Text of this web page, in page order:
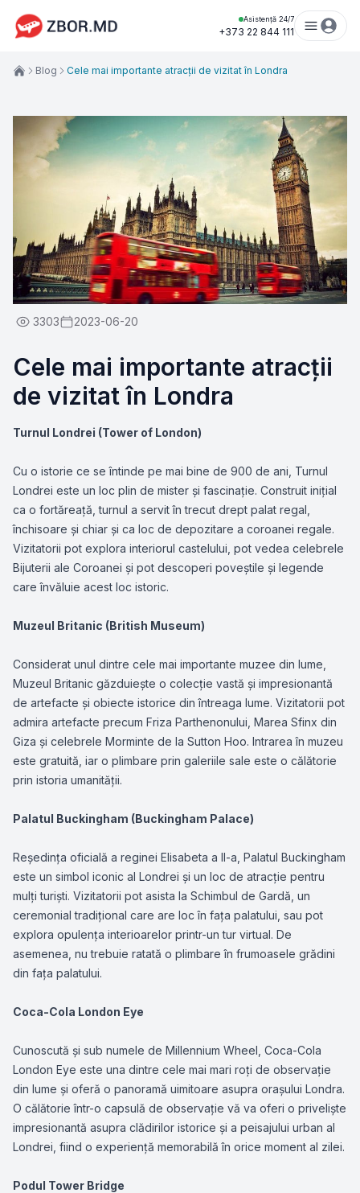
Asistență 24/7
+373 22 844 111
Blog Cele mai importante atracții de vizitat în Londra
3303 2023-06-20
Cele mai importante atracții
de vizitat în Londra
Turnul Londrei (Tower of London)
Cu o istorie ce se întinde pe mai bine de 900 de ani, Turnul
Londrei este un loc plin de mister și fascinație. Construit inițial
ca o fortăreață, turnul a servit în trecut drept palat regal,
închisoare și chiar și ca loc de depozitare a coroanei regale.
Vizitatorii pot explora interiorul castelului, pot vedea celebrele
Bijuterii ale Coroanei și pot descoperi poveștile și legende
care învăluie acest loc istoric.
Muzeul Britanic (British Museum)
Considerat unul dintre cele mai importante muzee din lume,
Muzeul Britanic găzduiește o colecție vastă și impresionantă
de artefacte și obiecte istorice din întreaga lume. Vizitatorii pot
admira artefacte precum Friza Parthenonului, Marea Sfinx din
Giza și celebrele Morminte de la Sutton Hoo. Intrarea în muzeu
este gratuită, iar o plimbare prin galeriile sale este o călătorie
prin istoria umanității.
Palatul Buckingham (Buckingham Palace)
Reședința oficială a reginei Elisabeta a II-a, Palatul Buckingham
este un simbol iconic al Londrei și un loc de atracție pentru
mulți turiști. Vizitatorii pot asista la Schimbul de Gardă, un
ceremonial tradițional care are loc în fața palatului, sau pot
explora opulența interioarelor printr-un tur virtual. De
asemenea, nu trebuie ratată o plimbare în frumoasele grădini
din fața palatului.
Coca-Cola London Eye
Cunoscută și sub numele de Millennium Wheel, Coca-Cola
London Eye este una dintre cele mai mari roți de observație
din lume și oferă o panoramă uimitoare asupra orașului Londra.
O călătorie într-o capsulă de observație vă va oferi o priveliște
impresionantă asupra clădirilor istorice și a peisajului urban al
Londrei, fiind o experiență memorabilă în orice moment al zilei.
Podul Tower Bridge